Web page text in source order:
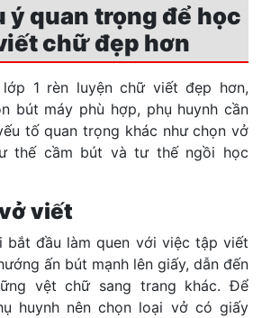
quan trọng để học
chữ đẹp hơn
1 rèn luyện chữ viết đẹp hơn,
bút máy phù hợp, phụ huynh cần
tố quan trọng khác như chọn vở
thế cầm bút và tư thế ngồi học
viết
bắt đầu làm quen với việc tập viết
ấn bút mạnh lên giấy, dẫn đến
vệt chữ sang trang khác. Để
huynh nên chọn loại vở có giấy